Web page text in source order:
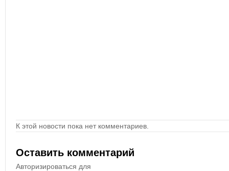
К этой новости пока нет комментариев.
Оставить комментарий
Авторизироваться для